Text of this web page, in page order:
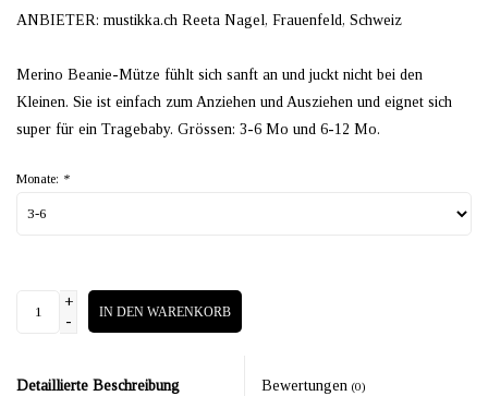
ANBIETER: mustikka.ch Reeta Nagel, Frauenfeld, Schweiz
Merino Beanie-Mütze fühlt sich sanft an und juckt nicht bei den
Kleinen. Sie ist einfach zum Anziehen und Ausziehen und eignet sich
super für ein Tragebaby. Grössen: 3-6 Mo und 6-12 Mo.
Monate: *
+
-
IN DEN WARENKORB
Detaillierte Beschreibung Bewertungen (0)